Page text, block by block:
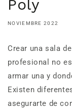
Poly
NOVIEMBRE 2022
Crear una sala
profesional no
armar una y
Existen
asegurarte de